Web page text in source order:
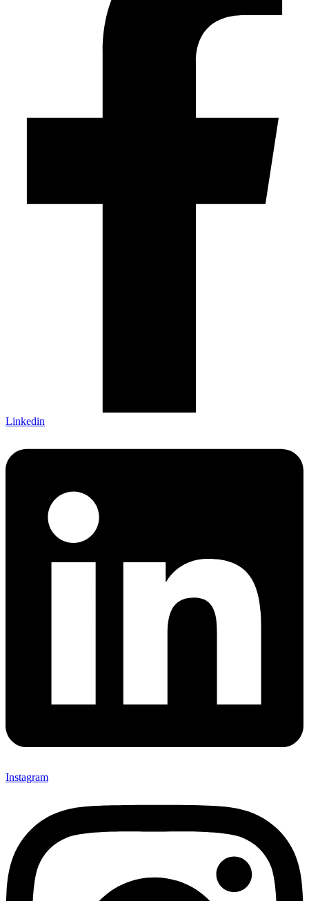
Linkedin
Instagram